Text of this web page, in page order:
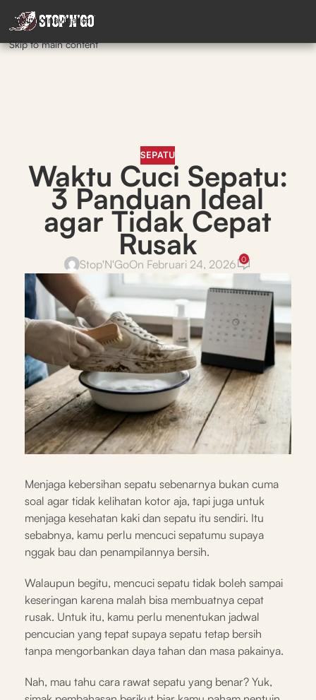
Skip to navigation
Skip to main content
SEPATU
Waktu Cuci Sepatu:
3 Panduan Ideal
agar Tidak Cepat
Rusak
Stop'N'GoOn Februari 24, 2026 0
Menjaga kebersihan sepatu sebenarnya bukan cuma
soal agar tidak kelihatan kotor aja, tapi juga untuk
menjaga kesehatan kaki dan sepatu itu sendiri. Itu
sebabnya, kamu perlu mencuci sepatumu supaya
nggak bau dan penampilannya bersih.
Walaupun begitu, mencuci sepatu tidak boleh sampai
keseringan karena malah bisa membuatnya cepat
rusak. Untuk itu, kamu perlu menentukan jadwal
pencucian yang tepat supaya sepatu tetap bersih
tanpa mengorbankan daya tahan dan masa pakainya.
Nah, mau tahu cara rawat sepatu yang benar? Yuk,